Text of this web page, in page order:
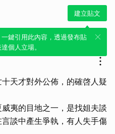
建立貼文
鍵引用此內容，透過發布貼
個人立場。
天才對外公佈，的確啓人疑
夷的目地之一，是找姐夫談
談中產生爭執，有人失手傷